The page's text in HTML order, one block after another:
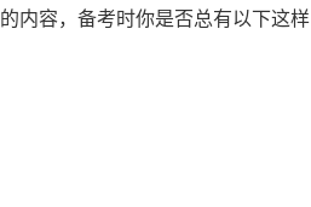
内容，备考时你是否总有以下这样